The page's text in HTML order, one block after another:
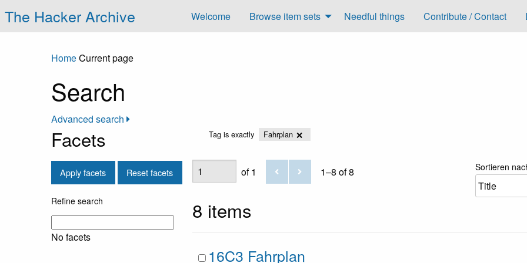
The Hacker Archive Welcome Browse item sets Needful things Contribute / Contact
HomeCurrent page
Search
Advanced search
Tag is exactly Fahrplan
of 1 1–8 of 8 Sortieren
8 items
16C3 Fahrplan
Facets
Apply facets Reset facets
Refine search
No facets